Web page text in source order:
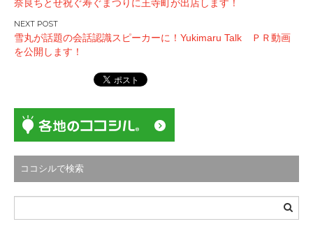
稿
ナ
ビ
ゲ
ョ
ン
奈良ちとせ祝ぐ寿ぐまつりに王寺町が出店します！
雪丸が話題の会話認識スピーカーに！Yukimaru Talk ＰＲ動画
を公開します！
ココシルで検索